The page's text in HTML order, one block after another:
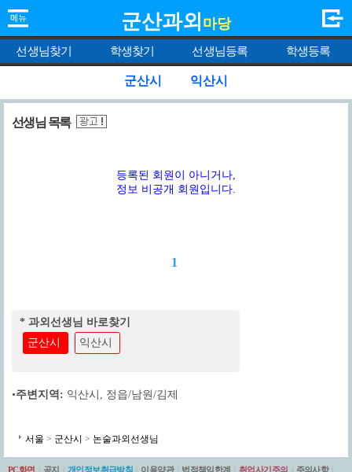
군산과외 마당
선생님찾기 학생찾기 선생님등록 학생등록
군산시 익산시
선생님 목록
등록된 회원이 아니거나,
정보 비공개 회원입니다.
1
* 과외선생님 바로찾기
군산시
익산시
•주변지역: 익산시 , 정읍/남원/김제
서울 > 군산시 > 논술과외선생님
PC화면 공지 개인정보취급방침 이용약관 법적책임한계 취업사기주의 주의사항